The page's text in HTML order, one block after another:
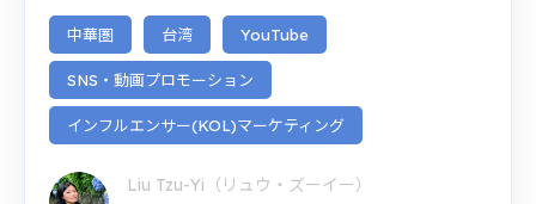
中華圏 台湾 YouTube
SNS・動画プロモーション
インフルエンサー(KOL)マーケティング
Liu Tzu-Yi（リュウ・ズーイー）